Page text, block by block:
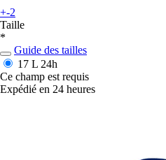
+-2
Taille
*
Guide des tailles
17 L 24h
Ce champ est requis
Expédié en 24 heures